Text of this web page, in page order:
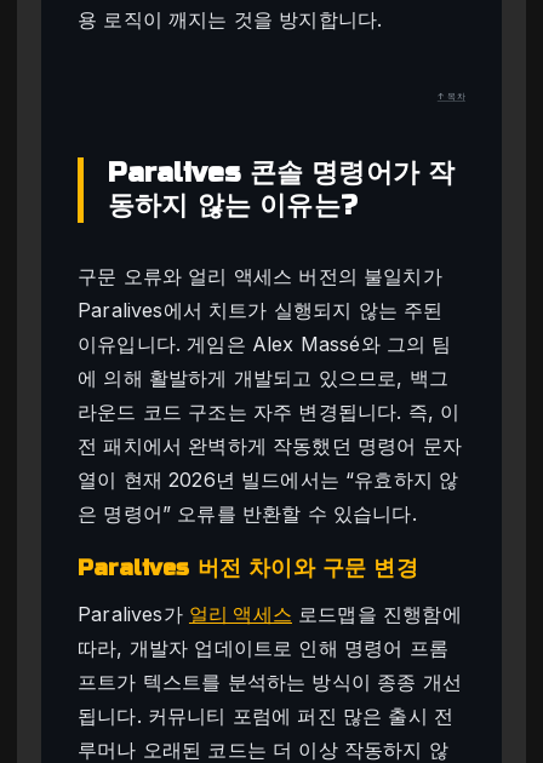
용 로직이 깨지는 것을 방지합니다.
↑ 목차
Paralives 콘솔 명령어가 작
동하지 않는 이유는?
구문 오류와 얼리 액세스 버전의 불일치가
Paralives에서 치트가 실행되지 않는 주된
이유입니다. 게임은 Alex Massé와 그의 팀
에 의해 활발하게 개발되고 있으므로, 백그
라운드 코드 구조는 자주 변경됩니다. 즉, 이
전 패치에서 완벽하게 작동했던 명령어 문자
열이 현재 2026년 빌드에서는 “유효하지 않
은 명령어” 오류를 반환할 수 있습니다.
Paralives 버전 차이와 구문 변경
Paralives가 얼리 액세스 로드맵을 진행함에
따라, 개발자 업데이트로 인해 명령어 프롬
프트가 텍스트를 분석하는 방식이 종종 개선
됩니다. 커뮤니티 포럼에 퍼진 많은 출시 전
루머나 오래된 코드는 더 이상 작동하지 않